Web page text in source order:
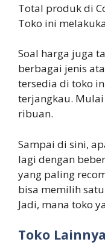
Total produk di
Toko ini
Soal harga juga
berbagai jenis
tersedia di toko
terjangkau.
ribuan.
Sampai di sini,
lagi dengan
yang paling
bisa memilih
Jadi, mana toko
Toko